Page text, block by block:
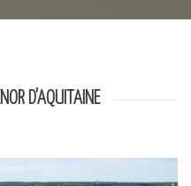
D'AQUITAINE